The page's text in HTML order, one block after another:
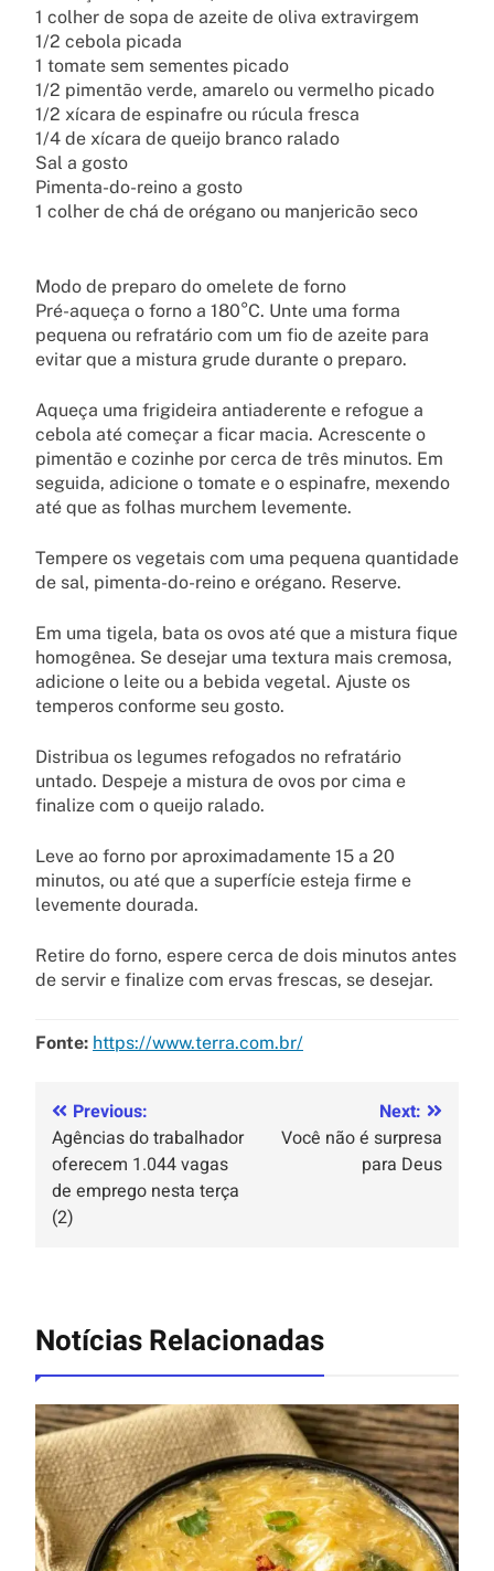
1 colher de sopa de azeite de oliva extravirgem
1/2 cebola picada
1 tomate sem sementes picado
1/2 pimentão verde, amarelo ou vermelho picado
1/2 xícara de espinafre ou rúcula fresca
1/4 de xícara de queijo branco ralado
Sal a gosto
Pimenta-do-reino a gosto
1 colher de chá de orégano ou manjericão seco
Modo de preparo do omelete de forno
Pré-aqueça o forno a 180°C. Unte uma forma
pequena ou refratário com um fio de azeite para
evitar que a mistura grude durante o preparo.
Aqueça uma frigideira antiaderente e refogue a
cebola até começar a ficar macia. Acrescente o
pimentão e cozinhe por cerca de três minutos. Em
seguida, adicione o tomate e o espinafre, mexendo
até que as folhas murchem levemente.
Tempere os vegetais com uma pequena quantidade
de sal, pimenta-do-reino e orégano. Reserve.
Em uma tigela, bata os ovos até que a mistura fique
homogênea. Se desejar uma textura mais cremosa,
adicione o leite ou a bebida vegetal. Ajuste os
temperos conforme seu gosto.
Distribua os legumes refogados no refratário
untado. Despeje a mistura de ovos por cima e
finalize com o queijo ralado.
Leve ao forno por aproximadamente 15 a 20
minutos, ou até que a superfície esteja firme e
levemente dourada.
Retire do forno, espere cerca de dois minutos antes
de servir e finalize com ervas frescas, se desejar.
Fonte: https://www.terra.com.br/
Previous:
Agências do trabalhador
oferecem 1.044 vagas
de emprego nesta terça
(2)
Next:
Você não é surpresa
para Deus
Notícias Relacionadas